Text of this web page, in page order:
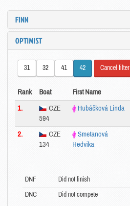
FINN
OPTIMIST
31 32 41 42 Cancel filter
Rank Boat First Name
1.
CZE
594
Hubáčková Linda
2.
CZE
134
Smetanová
Hedvika
DNF Did not finish
DNC Did not compete